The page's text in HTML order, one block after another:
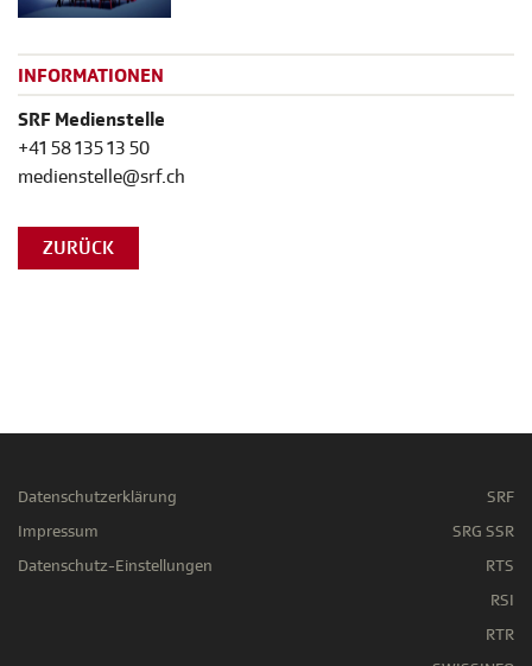
INFORMATIONEN
SRF Medienstelle
+41 58 135 13 50
medienstelle@srf.ch
ZURÜCK
Datenschutzerklärung
Impressum
Datenschutz-Einstellungen
SRF
SRG SSR
RTS
RSI
RTR